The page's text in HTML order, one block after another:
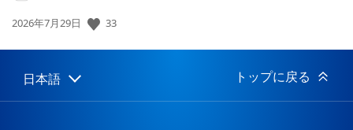
公
日:
2026年7月29日 33
Select
Current
日本語 トップに戻る